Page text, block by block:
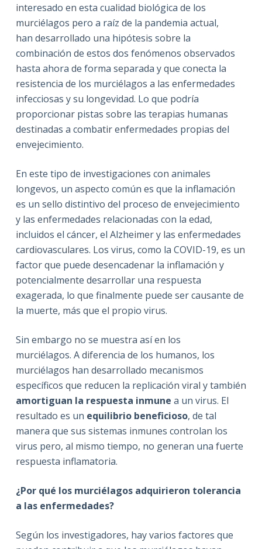
interesado en esta cualidad biológica de los
murciélagos pero a raíz de la pandemia actual,
han desarrollado una hipótesis sobre la
combinación de estos dos fenómenos observados
hasta ahora de forma separada y que conecta la
resistencia de los murciélagos a las enfermedades
infecciosas y su longevidad. Lo que podría
proporcionar pistas sobre las terapias humanas
destinadas a combatir enfermedades propias del
envejecimiento.
En este tipo de investigaciones con animales
longevos, un aspecto común es que la inflamación
es un sello distintivo del proceso de envejecimiento
y las enfermedades relacionadas con la edad,
incluidos el cáncer, el Alzheimer y las enfermedades
cardiovasculares. Los virus, como la COVID-19, es un
factor que puede desencadenar la inflamación y
potencialmente desarrollar una respuesta
exagerada, lo que finalmente puede ser causante de
la muerte, más que el propio virus.
Sin embargo no se muestra así en los
murciélagos. A diferencia de los humanos, los
murciélagos han desarrollado mecanismos
específicos que reducen la replicación viral y también
amortiguan la respuesta inmune a un virus. El
resultado es un equilibrio beneficioso, de tal
manera que sus sistemas inmunes controlan los
virus pero, al mismo tiempo, no generan una fuerte
respuesta inflamatoria.
¿Por qué los murciélagos adquirieron tolerancia
a las enfermedades?
Según los investigadores, hay varios factores que